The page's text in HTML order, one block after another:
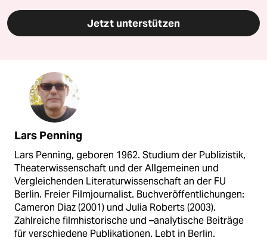
Jetzt unterstützen
Lars Penning
Lars Penning, geboren 1962. Studium der Publizistik,
Theaterwissenschaft und der Allgemeinen und
Vergleichenden Literaturwissenschaft an der FU
Berlin. Freier Filmjournalist. Buchveröffentlichungen:
Cameron Diaz (2001) und Julia Roberts (2003).
Zahlreiche filmhistorische und –analytische Beiträge
für verschiedene Publikationen. Lebt in Berlin.